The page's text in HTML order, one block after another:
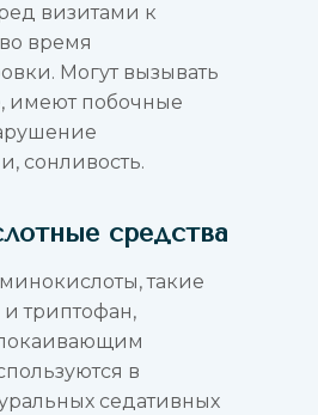
визитами к
время
Могут вызывать
имеют побочные
сонливость.
средства
такие
и триптофан,
в
седативных